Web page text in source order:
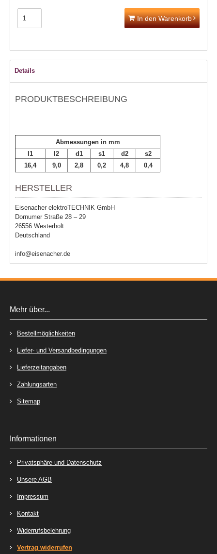
In den Warenkorb
Details
PRODUKTBESCHREIBUNG
Abmessungen in mm
l1
l2 d1 s1 d2
s2
16,4
9,0 2,8 0,2 4,8 0,4
HERSTELLER
Eisenacher elektroTECHNIK GmbH
Dornumer Straße 28 – 29
26556 Westerholt
Deutschland
info@eisenacher.de
Mehr über...
Bestellmöglichkeiten
Liefer- und Versandbedingungen
Lieferzeitangaben
Zahlungsarten
Sitemap
Informationen
Privatsphäre und Datenschutz
Unsere AGB
Impressum
Kontakt
Widerrufsbelehrung
Vertrag widerrufen